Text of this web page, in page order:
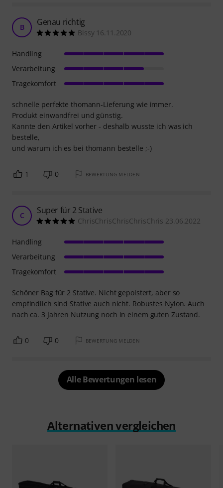
B Genau richtig
Bissy 16.11.2020
schnelle perfekte thomann-Lieferung wie immer.
Produkt einwandfrei und günstig.
Kannte den Artikel vorher - deshalb wusste ich was ich
bestelle,
und warum ich es bei thomann bestelle ;-)
Handling
Verarbeitung
Tragekomfort
1 0 BEWERTUNG MELDEN
C Super für 2 Stative
ChrisChrisChrisChrisChris 23.06.2022
Schöner Bag für 2 Stative. Nicht gepolstert, aber so
empfindlich sind Stative auch nicht. Robustes Nylon. Auch
nach ca. 3 Jahren Nutzung noch in einem guten Zustand.
Handling
Verarbeitung
Tragekomfort
0 0 BEWERTUNG MELDEN
Alle Bewertungen lesen
Alternativen vergleichen